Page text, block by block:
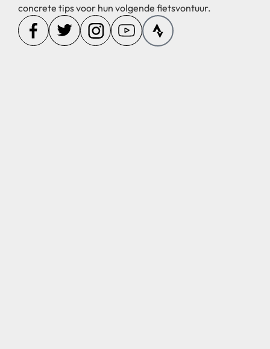
concrete tips voor hun volgende fietsvontuur.